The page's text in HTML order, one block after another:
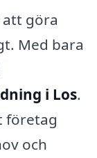
göra
Med bara
i Los.
företag
och